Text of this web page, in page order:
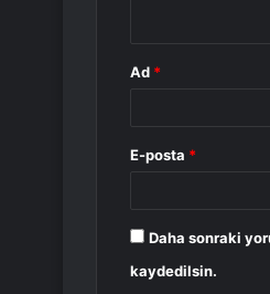
Ad *
E-posta *
Daha sonraki
kaydedilsin.